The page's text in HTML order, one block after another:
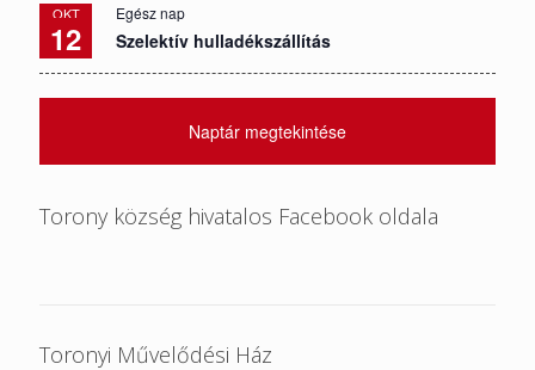
OKT
12
Egész nap
Szelektív hulladékszállítás
Naptár megtekintése
Torony község hivatalos Facebook oldala
Toronyi Művelődési Ház